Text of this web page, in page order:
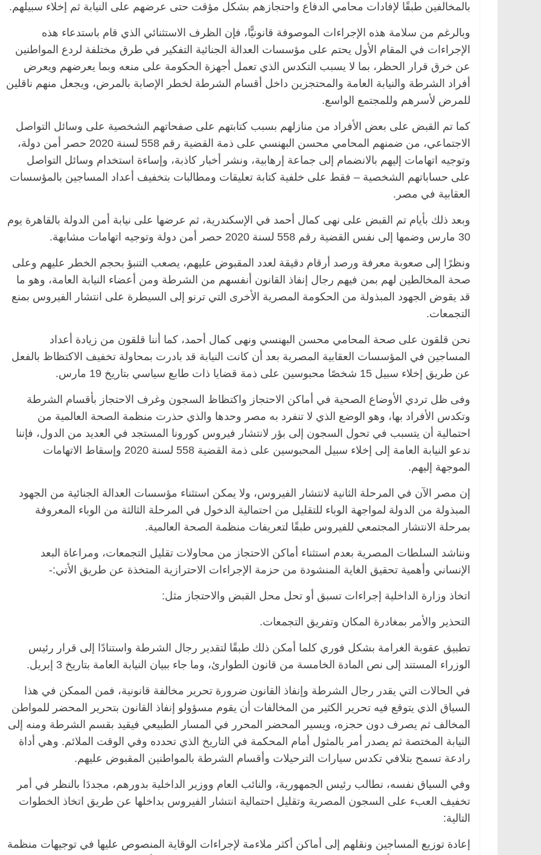
بالمخالفين طبقًا لإفادات محامي الدفاع واحتجازهم بشكل مؤقت حتى عرضهم على النيابة ثم إخلاء سبيلهم.
وبالرغم من سلامة هذه الإجراءات الموصوفة قانونيًّا، فإن الظرف الاستثنائي الذي قام باستدعاء هذه
الإجراءات في المقام الأول يحتم على مؤسسات العدالة الجنائية التفكير في طرق مختلفة لردع المواطنين
عن خرق قرار الحظر، بما لا يسبب التكدس الذي تعمل أجهزة الحكومة على منعه وبما يعرضهم ويعرض
أفراد الشرطة والنيابة العامة والمحتجزين داخل أقسام الشرطة لخطر الإصابة بالمرض، ويجعل منهم ناقلين
للمرض لأسرهم وللمجتمع الواسع.
كما تم القبض على بعض الأفراد من منازلهم بسبب كتابتهم على صفحاتهم الشخصية على وسائل التواصل
الاجتماعي، من ضمنهم المحامي محسن البهنسي على ذمة القضية رقم 558 لسنة 2020 حصر أمن دولة،
وتوجيه اتهامات إليهم بالانضمام إلى جماعة إرهابية، ونشر أخبار كاذبة، وإساءة استخدام وسائل التواصل
على حساباتهم الشخصية – فقط على خلفية كتابة تعليقات ومطالبات بتخفيف أعداد المساجين بالمؤسسات
العقابية في مصر.
وبعد ذلك بأيام تم القبض على نهى كمال أحمد في الإسكندرية، ثم عرضها على نيابة أمن الدولة بالقاهرة يوم
30 مارس وضمها إلى نفس القضية رقم 558 لسنة 2020 حصر أمن دولة وتوجيه اتهامات مشابهة.
ونظرًا إلى صعوبة معرفة ورصد أرقام دقيقة لعدد المقبوض عليهم، يصعب التنبؤ بحجم الخطر عليهم وعلى
صحة المخالطين لهم بمن فيهم رجال إنفاذ القانون أنفسهم من الشرطة ومن أعضاء النيابة العامة، وهو ما
قد يقوض الجهود المبذولة من الحكومة المصرية الأخرى التي ترنو إلى السيطرة على انتشار الفيروس بمنع
التجمعات.
نحن قلقون على صحة المحامي محسن البهنسي ونهى كمال أحمد، كما أننا قلقون من زيادة أعداد
المساجين في المؤسسات العقابية المصرية بعد أن كانت النيابة قد بادرت بمحاولة تخفيف الاكتظاظ بالفعل
عن طريق إخلاء سبيل 15 شخصًا محبوسين على ذمة قضايا ذات طابع سياسي بتاريخ 19 مارس.
وفى ظل تردي الأوضاع الصحية في أماكن الاحتجاز واكتظاظ السجون وغرف الاحتجاز بأقسام الشرطة
وتكدس الأفراد بها، وهو الوضع الذي لا تنفرد به مصر وحدها والذي حذرت منظمة الصحة العالمية من
احتمالية أن يتسبب في تحول السجون إلى بؤر لانتشار فيروس كورونا المستجد في العديد من الدول، فإننا
ندعو النيابة العامة إلى إخلاء سبيل المحبوسين على ذمة القضية 558 لسنة 2020 وإسقاط الاتهامات
الموجهة إليهم.
إن مصر الآن في المرحلة الثانية لانتشار الفيروس، ولا يمكن استثناء مؤسسات العدالة الجنائية من الجهود
المبذولة من الدولة لمواجهة الوباء للتقليل من احتمالية الدخول في المرحلة الثالثة من الوباء المعروفة
بمرحلة الانتشار المجتمعي للفيروس طبقًا لتعريفات منظمة الصحة العالمية.
ونناشد السلطات المصرية بعدم استثناء أماكن الاحتجاز من محاولات تقليل التجمعات، ومراعاة البعد
الإنساني وأهمية تحقيق الغاية المنشودة من حزمة الإجراءات الاحترازية المتخذة عن طريق الأتي:-
اتخاذ وزارة الداخلية إجراءات تسبق أو تحل محل القبض والاحتجاز مثل:
التحذير والأمر بمغادرة المكان وتفريق التجمعات.
تطبيق عقوبة الغرامة بشكل فوري كلما أمكن ذلك طبقًا لتقدير رجال الشرطة واستنادًا إلى قرار رئيس
الوزراء المستند إلى نص المادة الخامسة من قانون الطوارئ، وما جاء ببيان النيابة العامة بتاريخ 3 إبريل.
في الحالات التي يقدر رجال الشرطة وإنفاذ القانون ضرورة تحرير مخالفة قانونية، فمن الممكن في هذا
السياق الذي يتوقع فيه تحرير الكثير من المخالفات أن يقوم مسؤولو إنفاذ القانون بتحرير المحضر للمواطن
المخالف ثم يصرف دون حجزه، ويسير المحضر المحرر في المسار الطبيعي فيقيد بقسم الشرطة ومنه إلى
النيابة المختصة ثم يصدر أمر بالمثول أمام المحكمة في التاريخ الذي تحدده وفي الوقت الملائم. وهي أداة
رادعة تسمح بتلافي تكدس سيارات الترحيلات وأقسام الشرطة بالمواطنين المقبوض عليهم.
وفي السياق نفسه، نطالب رئيس الجمهورية، والنائب العام ووزير الداخلية بدورهم، مجددَا بالنظر في أمر
تخفيف العبء على السجون المصرية وتقليل احتمالية انتشار الفيروس بداخلها عن طريق اتخاذ الخطوات
التالية:
إعادة توزيع المساجين ونقلهم إلى أماكن أكثر ملاءمة لإجراءات الوقاية المنصوص عليها في توجيهات منظمة